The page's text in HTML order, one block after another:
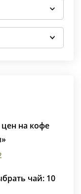
на кофе
чай: 10